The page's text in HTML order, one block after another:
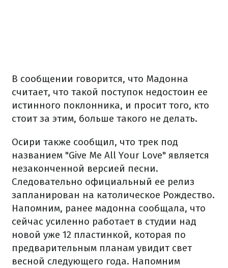
В сообщении говорится, что Мадонна
считает, что такой поступок недостоин ее
истинного поклонника, и просит того, кто
стоит за этим, больше такого не делать.
Осири также сообщил, что трек под
названием "Give Me All Your Love" является
незаконченной версией песни.
Следовательно официальный ее релиз
запланирован на католическое Рождество.
Напомним, ранее мадонна сообщала, что
сейчас усиленно работает в студии над
новой уже 12 пластинкой, которая по
предварительным планам увидит свет
весной следующего года. Напомним